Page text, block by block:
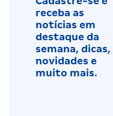
receba as
notícias em
destaque da
semana, dicas,
novidades e
muito mais.